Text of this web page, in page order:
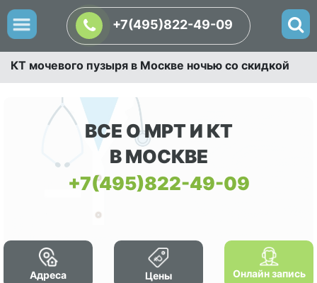
+7(495)822-49-09
КТ мочевого пузыря в Москве ночью со скидкой
ВСЕ О МРТ И КТ
В МОСКВЕ
+7(495)822-49-09
Адреса Цены Онлайн запись